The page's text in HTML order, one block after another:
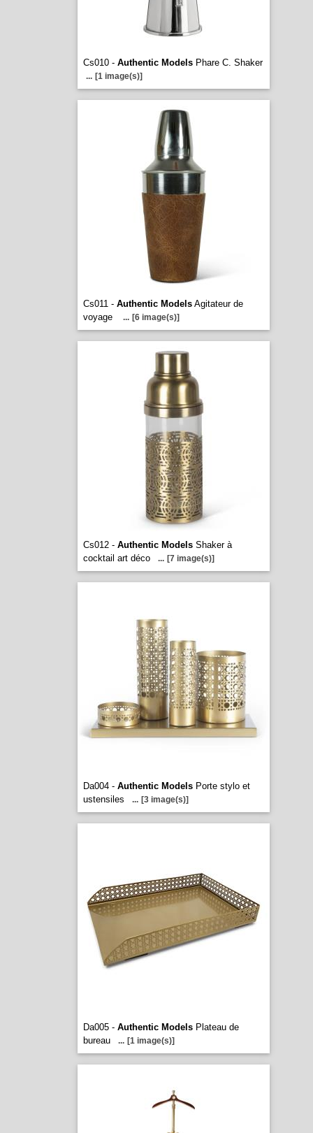
Cs010 - Authentic ModelsPhare C. Shaker
... [1 image(s)]
Cs011 - Authentic ModelsAgitateur de
voyage
... [6 image(s)]
Cs012 - Authentic ModelsShaker à
cocktail art déco
... [7 image(s)]
Da004 - Authentic ModelsPorte stylo et
ustensiles
... [3 image(s)]
Da005 - Authentic ModelsPlateau de
bureau
... [1 image(s)]